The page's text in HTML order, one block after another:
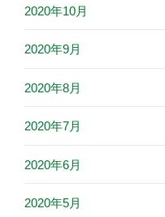
2020年10月
2020年9月
2020年8月
2020年7月
2020年6月
2020年5月